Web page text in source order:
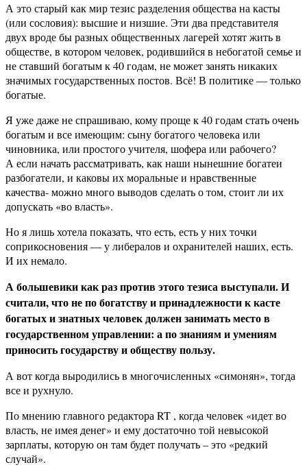
А это старый как мир тезис разделения общества на касты
(или сословия): высшие и низшие. Эти два представителя
двух вроде бы разных общественных лагерей хотят жить в
обществе, в котором человек, родившийся в небогатой семье и
не ставший богатым к 40 годам, не может занять никаких
значимых государственных постов. Всё! В политике — только
богатые.
Я уже даже не спрашиваю, кому проще к 40 годам стать очень
богатым и все имеющим: сыну богатого человека или
чиновника, или простого учителя, шофера или рабочего?
А если начать рассматривать, как наши нынешние богатеи
разбогатели, и каковы их моральные и нравственные
качества- можно много выводов сделать о том, стоит ли их
допускать «во власть».
Но я лишь хотела показать, что есть, есть у них точки
соприкосновения — у либералов и охранителей наших, есть.
И их немало.
А большевики как раз против этого тезиса выступали. И
считали, что не по богатству и принадлежности к касте
богатых и знатных человек должен занимать место в
государственном управлении: а по знаниям и умениям
приносить государству и обществу пользу.
А вот когда выродились в многочисленных «симонян», тогда
все и рухнуло.
По мнению главного редактора RT , когда человек «идет во
власть, не имея денег» и ему достаточно той невысокой
зарплаты, которую он там будет получать – это «редкий
случай».